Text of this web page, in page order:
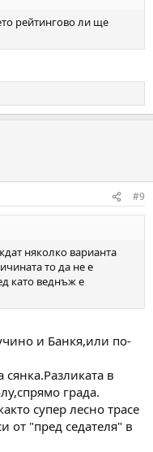
рейтингово ли ще
#9
няколко варианта
то да не е
като веднъж е
и Банкя,или по-
сянка.Разликата в
града.
супер лесно трасе
от "пред седателя" в